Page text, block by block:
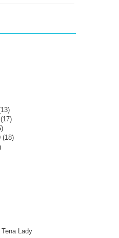
(17)
(18)
Lady